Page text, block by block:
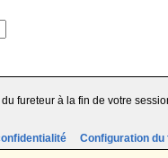
fureteur à la fin de votre
Configuration du